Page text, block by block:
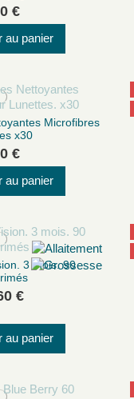
€
au panier
Microfibres
x30
€
au panier
3 mois. 90
€
au panier